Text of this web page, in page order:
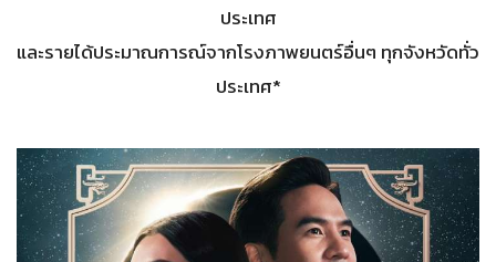
ประเทศ
และรายได้ประมาณการณ์จากโรงภาพยนตร์อื่นๆ ทุกจังหวัดทั่ว
ประเทศ*